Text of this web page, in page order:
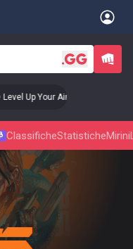
Level Up Your Aim to Radiant
ClassificheStatisticheMirini